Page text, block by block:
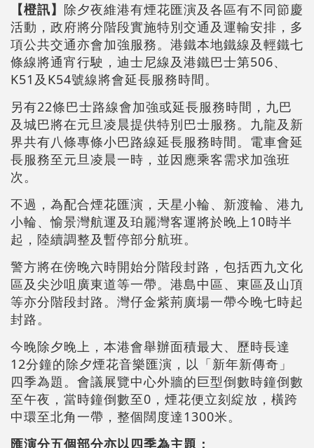
【橙訊】 除夕夜維港有煙花匯演及各區有不同節慶
活動，政府將分階段實施特別交通及運輸安排，多
項公共交通亦會加強服務。港鐵本地鐵線及輕鐵七
條線將通宵行駛，迪士尼線及港鐵巴士第506、
K51及K54號線將會延長服務時間。
另有22條巴士路線會加強或延長服務時間，九巴
及城巴將在元旦凌晨提供特別巴士服務。九龍及新
界共有八條專條小巴路線延長服務時間。電車會延
長服務至元旦凌晨一時，並因應乘客需求加強班
次。
不過，為配合煙花匯演，天星小輪、新渡輪、港九
小輪、愉景灣航運及珀麗灣客運將於晚上10時半
起，陸續調整及暫停部分航班。
警方將在傍晚六時開始分階段封路，包括西九文化
區及尖沙咀廣東道等一帶。港島中區、東區及山頂
等亦分階段封路。灣仔金紫荊廣場一帶今晚七時起
封路。
今晚除夕晚上，本港會舉辦面積最大、歷時長達
12分鐘的除夕煙花音樂匯演，以「新年新傳奇」
四季為題。會議展覽中心外牆的巨型倒數時鐘倒數
至午夜，當時鐘倒數至0，煙花便立刻綻放，橫跨
中環至北角一帶，整個闊度達1300米。
匯演分五個部分亦以四季為主題：